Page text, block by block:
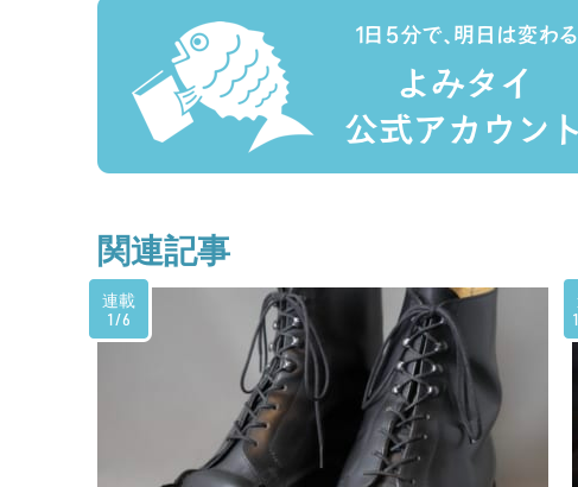
関連記事
連載
1/6